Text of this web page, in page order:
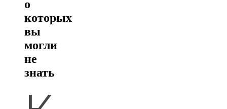
о
которых
вы
могли
не
знать